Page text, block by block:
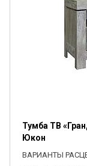
Тумба ТВ
Юкон
ВАРИАНТЫ